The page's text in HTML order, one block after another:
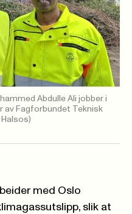
Abdulle Ali jobber i
av Fagforbundet Teknisk
med Oslo
slik at